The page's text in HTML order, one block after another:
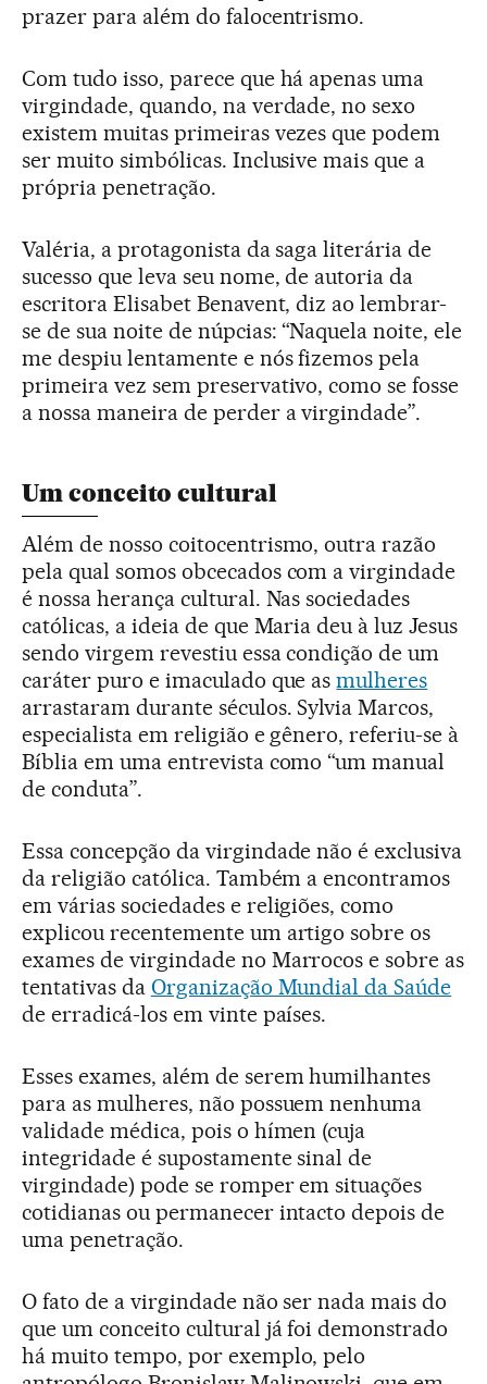
prazer para além do falocentrismo.
Com tudo isso, parece que há apenas uma
virgindade, quando, na verdade, no sexo
existem muitas primeiras vezes que podem
ser muito simbólicas. Inclusive mais que a
própria penetração.
Valéria, a protagonista da saga literária de
sucesso que leva seu nome, de autoria da
escritora Elisabet Benavent, diz ao lembrar-
se de sua noite de núpcias: “Naquela noite, ele
me despiu lentamente e nós fizemos pela
primeira vez sem preservativo, como se fosse
a nossa maneira de perder a virgindade”.
Um conceito cultural
Além de nosso coitocentrismo, outra razão
pela qual somos obcecados com a virgindade
é nossa herança cultural. Nas sociedades
católicas, a ideia de que Maria deu à luz Jesus
sendo virgem revestiu essa condição de um
caráter puro e imaculado que asmulheres
arrastaram durante séculos. Sylvia Marcos,
especialista em religião e gênero, referiu-se à
Bíblia em uma entrevista como “um manual
de conduta”.
Essa concepção da virgindade não é exclusiva
da religião católica. Também a encontramos
em várias sociedades e religiões, como
explicou recentemente um artigo sobre os
exames de virgindade no Marrocos e sobre as
tentativas da Organização Mundial da Saúde
de erradicá-los em vinte países.
Esses exames, além de serem humilhantes
para as mulheres, não possuem nenhuma
validade médica, pois o hímen (cuja
integridade é supostamente sinal de
virgindade) pode se romper em situações
cotidianas ou permanecer intacto depois de
uma penetração.
O fato de a virgindade não ser nada mais do
que um conceito cultural já foi demonstrado
há muito tempo, por exemplo, pelo